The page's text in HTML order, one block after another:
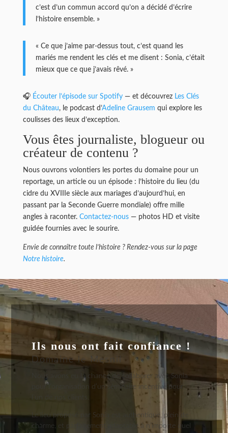
c’est d’un commun accord qu’on a décidé d’écrire
l’histoire ensemble. »
« Ce que j’aime par-dessus tout, c’est quand les
mariés me rendent les clés et me disent : Sonia, c’était
mieux que ce que j’avais rêvé. »
🎧 Écouter l’épisode sur Spotify— et découvrez Les Clés
du Château, le podcast d’Adeline Grausem qui explore les
coulisses des lieux d’exception.
Vous êtes journaliste, blogueur ou
créateur de contenu ?
Nous ouvrons volontiers les portes du domaine pour un
reportage, un article ou un épisode : l’histoire du lieu (du
cidre du XVIIIe siècle aux mariages d’aujourd’hui, en
passant par la Seconde Guerre mondiale) offre mille
angles à raconter. Contactez-nous— photos HD et visite
guidée fournies avec le sourire.
Envie de connaître toute l’histoire ? Rendez-vous sur la page
Notre histoire.
Ils nous ont fait confiance !
Domaine le Mesnil
Nous avons eu la chance de collaborer avec Sonia
pour l’organisation d’un séminaire incentive pour
l’un de nos clients.
Le lieu proposé par Sonia est authentique, plein de
charme, et parfaitement adaptable à n’importe quel